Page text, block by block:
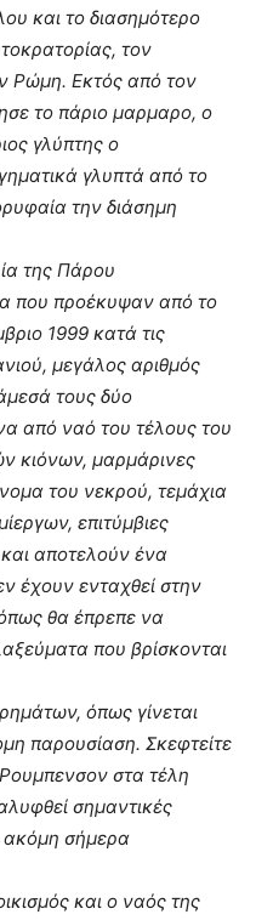
και το διασημότερο
τον
Ρώμη. Εκτός από τον
το πάριο μαρμαρο, ο
γλύπτης ο
γλυπτά από το
την διάσημη
της Πάρου
που προέκυψαν από το
1999 κατά τις
μεγάλος αριθμός
τους δύο
από ναό του τέλους του
κιόνων, μαρμάρινες
του νεκρού, τεμάχια
επιτύμβιες
αποτελούν ένα
έχουν ενταχθεί στην
θα έπρεπε να
που βρίσκονται
όπως γίνεται
παρουσίαση. Σκεφτείτε
στα τέλη
σημαντικές
ακόμη σήμερα
και ο ναός της